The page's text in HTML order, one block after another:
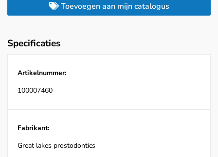
Toevoegen aan mijn catalogus
Specificaties
Artikelnummer:
100007460
Fabrikant:
Great lakes prostodontics